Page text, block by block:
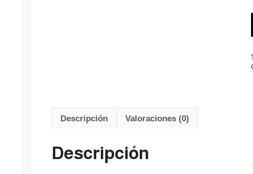
Descripción Valoraciones (0)
Descripción